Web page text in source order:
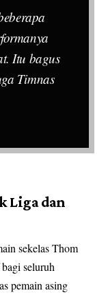
Itu bagus
Timnas
Liga dan
sekelas Thom
seluruh
pemain asing